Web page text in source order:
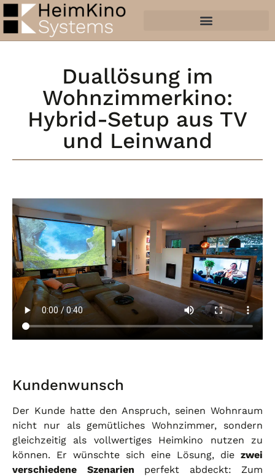
Duallösung im
Wohnzimmerkino:
Hybrid-Setup aus TV
und Leinwand
Kundenwunsch
Der Kunde hatte den Anspruch, seinen Wohnraum
nicht nur als gemütliches Wohnzimmer, sondern
gleichzeitig als vollwertiges Heimkino nutzen zu
können. Er wünschte sich eine Lösung, die zwei
verschiedene Szenarien perfekt abdeckt: Zum